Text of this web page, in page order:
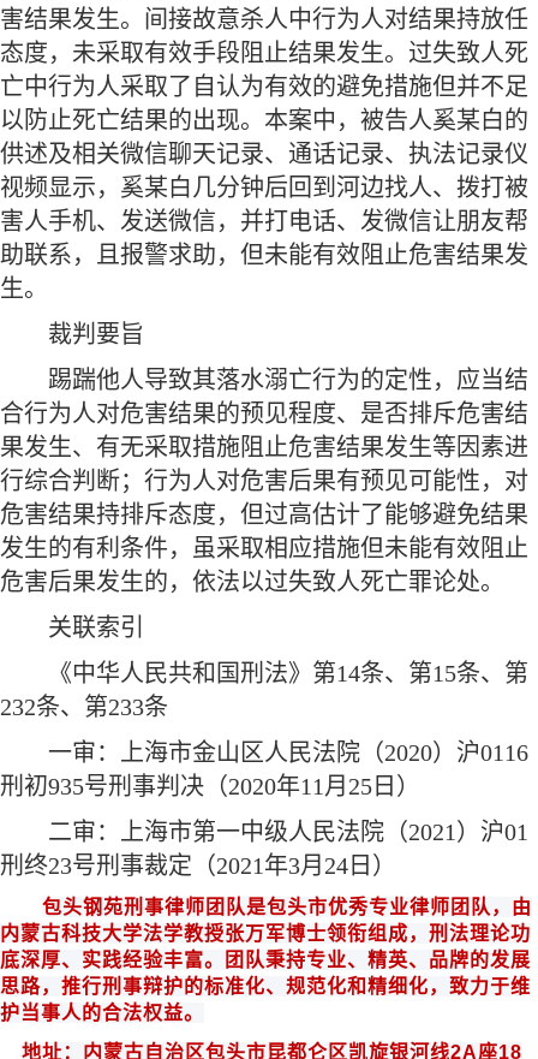
害结果发生。间接故意杀人中行为人对结果持放任
态度，未采取有效手段阻止结果发生。过失致人死
亡中行为人采取了自认为有效的避免措施但并不足
以防止死亡结果的出现。本案中，被告人奚某白的
供述及相关微信聊天记录、通话记录、执法记录仪
视频显示，奚某白几分钟后回到河边找人、拨打被
害人手机、发送微信，并打电话、发微信让朋友帮
助联系，且报警求助，但未能有效阻止危害结果发
生。
裁判要旨
踢踹他人导致其落水溺亡行为的定性，应当结
合行为人对危害结果的预见程度、是否排斥危害结
果发生、有无采取措施阻止危害结果发生等因素进
行综合判断；行为人对危害后果有预见可能性，对
危害结果持排斥态度，但过高估计了能够避免结果
发生的有利条件，虽采取相应措施但未能有效阻止
危害后果发生的，依法以过失致人死亡罪论处。
关联索引
《中华人民共和国刑法》第14条、第15条、第
232条、第233条
一审：上海市金山区人民法院（2020）沪0116
刑初935号刑事判决（2020年11月25日）
二审：上海市第一中级人民法院（2021）沪01
刑终23号刑事裁定（2021年3月24日）
包头钢苑刑事律师团队是包头市优秀专业律师团队，由
内蒙古科技大学法学教授张万军博士领衔组成， 刑法理论功
底深厚、实践经验丰富。团队秉持专业、精英、品牌的发展
思路，推行刑事辩护的标准化、规范化和精细化，致力于维
护当事人的合法权益。
地址：内蒙古自治区包头市昆都仑区凯旋银河线2A座18